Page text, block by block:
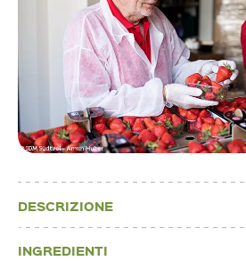
DESCRIZIONE
INGREDIENTI